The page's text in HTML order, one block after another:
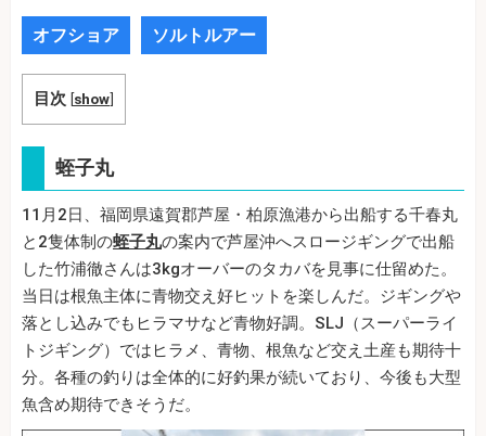
オフショア ソルトルアー
目次 [show]
蛭子丸
11月2日、福岡県遠賀郡芦屋・柏原漁港から出船する千春丸
と2隻体制の蛭子丸の案内で芦屋沖へスロージギングで出船
した竹浦徹さんは3kgオーバーのタカバを見事に仕留めた。
当日は根魚主体に青物交え好ヒットを楽しんだ。ジギングや
落とし込みでもヒラマサなど青物好調。SLJ（スーパーライ
トジギング）ではヒラメ、青物、根魚など交え土産も期待十
分。各種の釣りは全体的に好釣果が続いており、今後も大型
魚含め期待できそうだ。